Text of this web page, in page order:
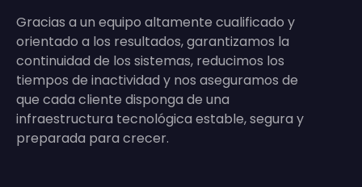
Gracias a un equipo altamente cualificado y
orientado a los resultados, garantizamos la
continuidad de los sistemas, reducimos los
tiempos de inactividad y nos aseguramos de
que cada cliente disponga de una
infraestructura tecnológica estable, segura y
preparada para crecer.